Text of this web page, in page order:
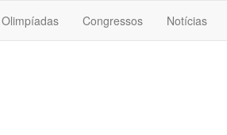
Olimpíadas Congressos Notícias